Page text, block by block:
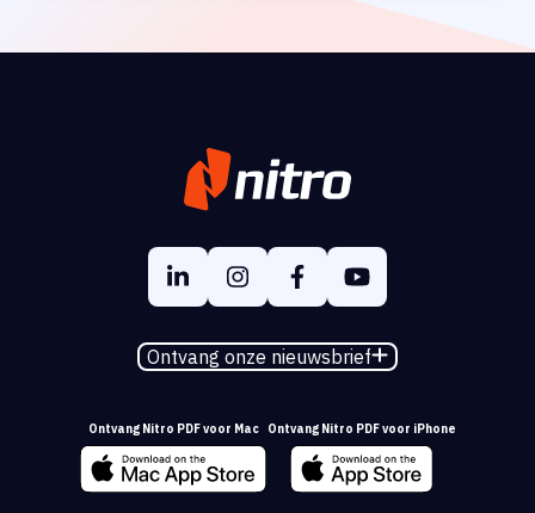
Ontvang onze nieuwsbrief
Ontvang Nitro PDF voor Mac Ontvang Nitro PDF voor iPhone